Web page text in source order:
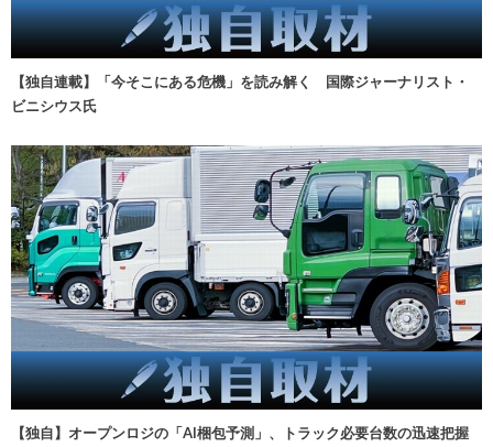
【独自連載】「今そこにある危機」を読み解く 国際ジャーナリスト・
ビニシウス氏
【独自】オープンロジの「AI梱包予測」、トラック必要台数の迅速把握